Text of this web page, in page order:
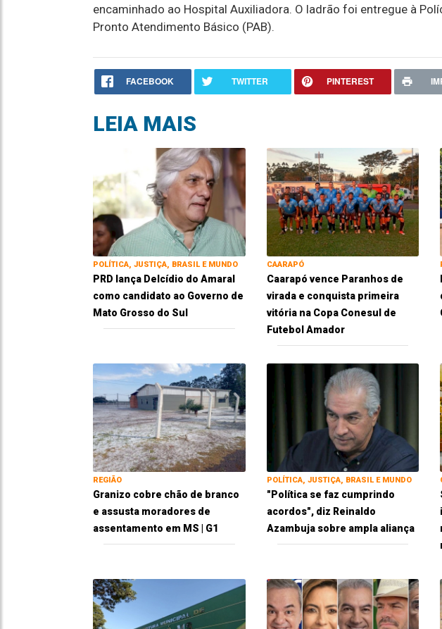
encaminhado ao Hospital Auxiliadora. O ladrão foi entregue à
Pronto Atendimento Básico (PAB).
FACEBOOK TWITTER PINTEREST
LEIA MAIS
POLÍTICA, JUSTIÇA, BRASIL E MUNDO
PRD lança Delcídio do Amaral
como candidato ao Governo de
Mato Grosso do Sul
CAARAPÓ
Caarapó vence Paranhos de
virada e conquista primeira
vitória na Copa Conesul de
Futebol Amador
REGIÃO
Granizo cobre chão de branco
e assusta moradores de
assentamento em MS | G1
POLÍTICA, JUSTIÇA, BRASIL E MUNDO
"Política se faz cumprindo
acordos", diz Reinaldo
Azambuja sobre ampla aliança